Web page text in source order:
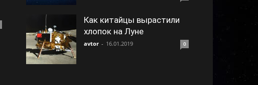
Как китайцы вырастили
хлопок на Луне
avtor - 16.01.2019 0